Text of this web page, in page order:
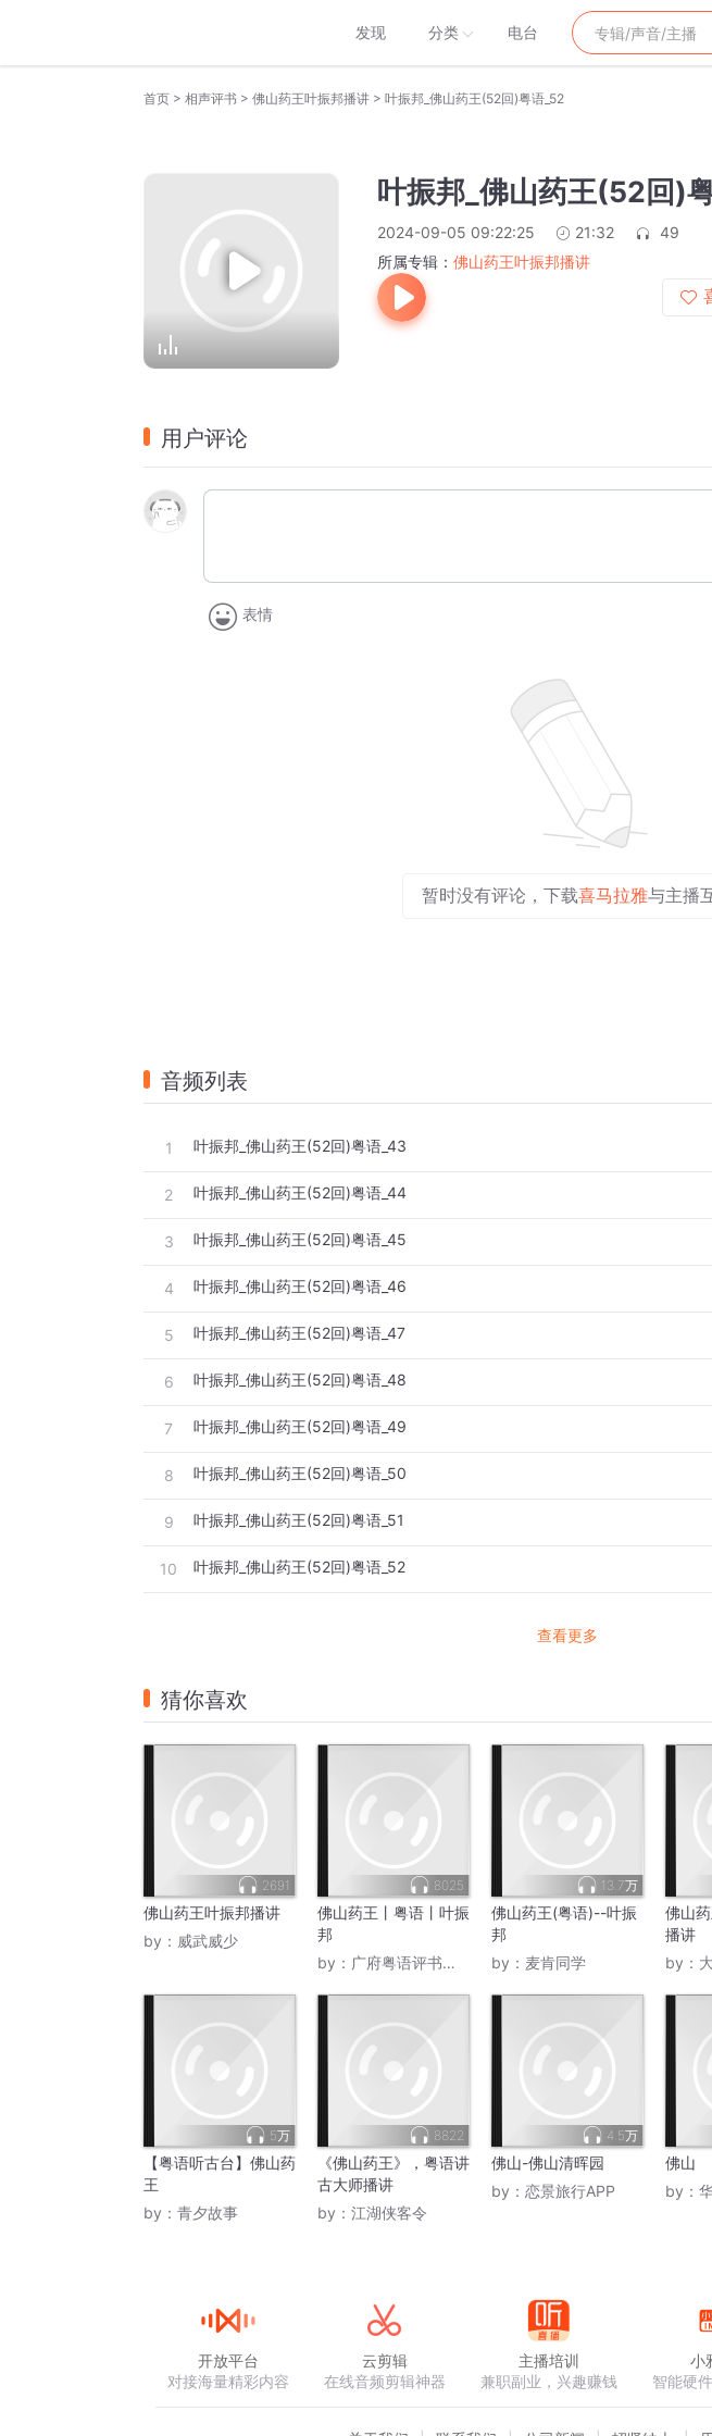
发现 分类 电台
首页 > 相声评书 > 佛山药王叶振邦播讲 > 叶振邦_佛山药王(52回)粤语_52
叶振邦_佛山药王(52回)
2024-09-05 09:22:25 21:32
49
所属专辑： 佛山药王叶振邦播讲
用户评论
表情
暂时没有评论，下载喜马拉雅与主播
音频列表
1 叶振邦_佛山药王(52回)粤语_43
2 叶振邦_佛山药王(52回)粤语_44
3 叶振邦_佛山药王(52回)粤语_45
4 叶振邦_佛山药王(52回)粤语_46
5 叶振邦_佛山药王(52回)粤语_47
6 叶振邦_佛山药王(52回)粤语_48
7 叶振邦_佛山药王(52回)粤语_49
8 叶振邦_佛山药王(52回)粤语_50
9 叶振邦_佛山药王(52回)粤语_51
10 叶振邦_佛山药王(52回)粤语_52
查看更多
猜你喜欢
2691
佛山药王叶振邦播讲
by： 威武威少
8025
佛山药王丨粤语丨叶振
邦
by： 广府粤语评书大合集
13.7万
佛山药王(粤语)--叶振
邦
by： 麦肯同学
佛山
播讲
by：
5万
【粤语听古台】佛山药
王
by： 青夕故事
8822
《佛山药王》，粤语讲
古大师播讲
by： 江湖侠客令
4.5万
佛山-佛山清晖园
by： 恋景旅行APP
佛山
by：
开放平台
对接海量精彩内容
云剪辑
在线音频剪辑神器
主播培训
兼职副业，兴趣赚钱
小
智能硬